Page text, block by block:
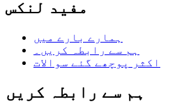
مفید لنکس
ہمارے بارے میں
ہم سے رابطہ کریں۔
اکثر پوچھے گئے سوالات
ہم سے رابطہ کریں